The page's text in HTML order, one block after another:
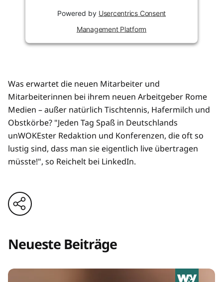
Powered by Usercentrics Consent
Management Platform
Was erwartet die neuen Mitarbeiter und
Mitarbeiterinnen bei ihrem neuen Arbeitgeber Rome
Medien – außer natürlich Tischtennis, Hafermilch und
Obstkörbe? "Jeden Tag Spaß in Deutschlands
unWOKEster Redaktion und Konferenzen, die oft so
lustig sind, dass man sie eigentlich live übertragen
müsste!", so Reichelt bei LinkedIn.
Neueste Beiträge